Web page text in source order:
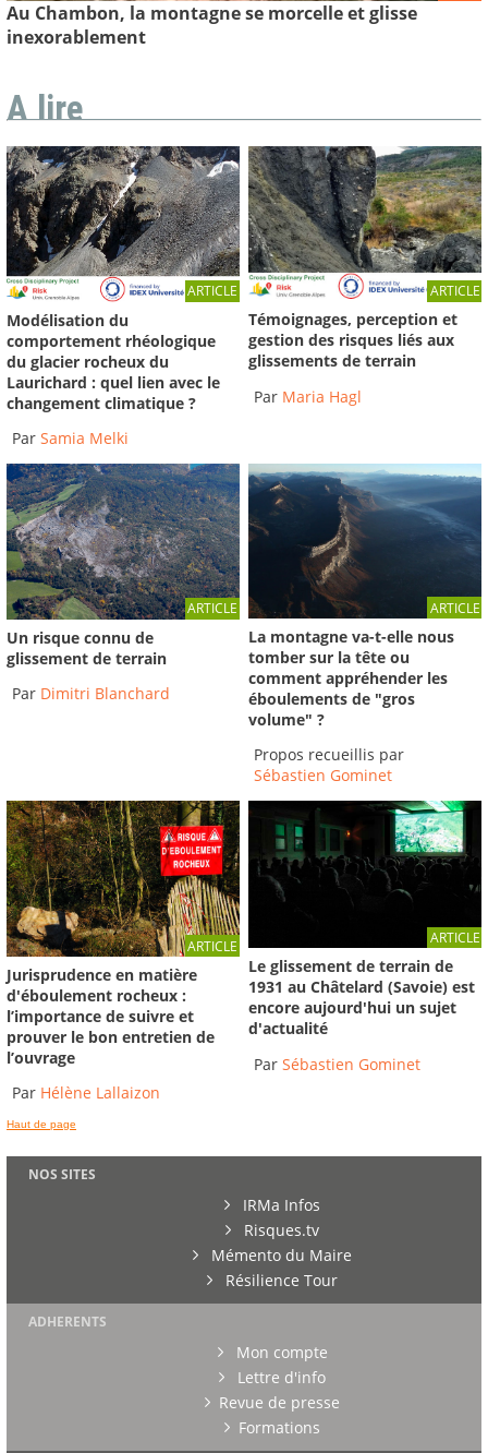
Au Chambon, la montagne se morcelle et glisse
inexorablement
A lire
ARTICLE
Modélisation du
comportement rhéologique
du glacier rocheux du
Laurichard : quel lien avec le
changement climatique ?
Par Samia Melki
ARTICLE
Témoignages, perception et
gestion des risques liés aux
glissements de terrain
Par Maria Hagl
ARTICLE
Un risque connu de
glissement de terrain
Par Dimitri Blanchard
ARTICLE
La montagne va-t-elle nous
tomber sur la tête ou
comment appréhender les
éboulements de "gros
volume" ?
Propos recueillis par
Sébastien Gominet
ARTICLE
Jurisprudence en matière
d'éboulement rocheux :
l’importance de suivre et
prouver le bon entretien de
l’ouvrage
Par Hélène Lallaizon
ARTICLE
Le glissement de terrain de
1931 au Châtelard (Savoie) est
encore aujourd'hui un sujet
d'actualité
ParSébastien Gominet
Haut de page
NOS SITES
IRMa Infos
Risques.tv
Mémento du Maire
Résilience Tour
ADHERENTS
Mon compte
Lettre d'info
Revue de presse
Formations